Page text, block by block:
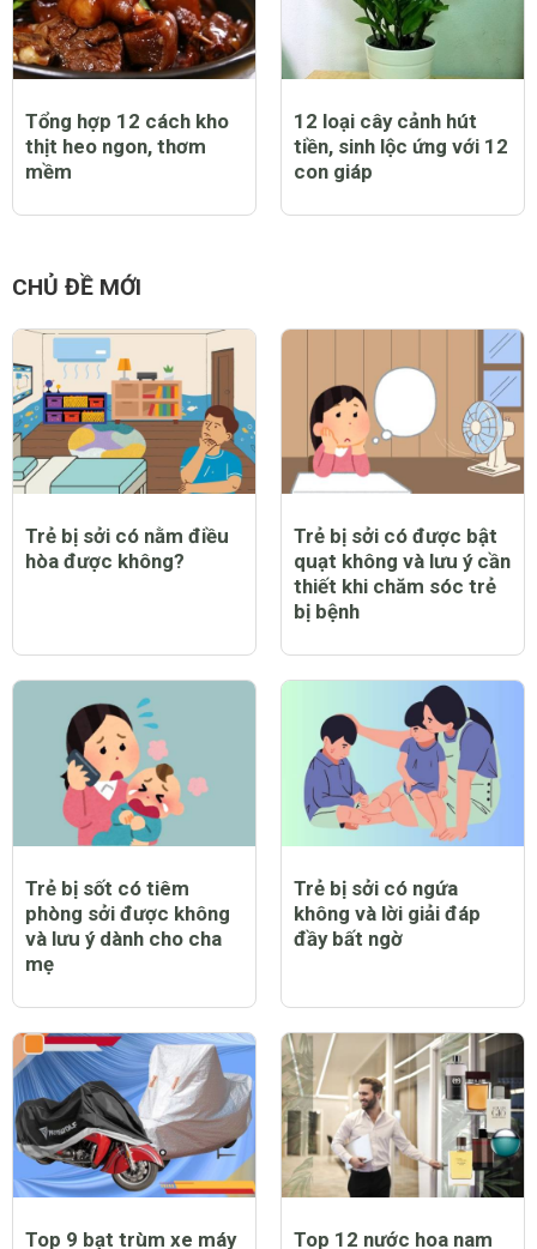
Tổng hợp 12 cách kho
thịt heo ngon, thơm
mềm
12 loại cây cảnh hút
tiền, sinh lộc ứng với 12
con giáp
CHỦ ĐỀ MỚI
Trẻ bị sởi có nằm điều
hòa được không?
Trẻ bị sởi có được bật
quạt không và lưu ý cần
thiết khi chăm sóc trẻ
bị bệnh
Trẻ bị sốt có tiêm
phòng sởi được không
và lưu ý dành cho cha
mẹ
Trẻ bị sởi có ngứa
không và lời giải đáp
đầy bất ngờ
Top 9 bạt trùm xe máy
Top 12 nước hoa nam